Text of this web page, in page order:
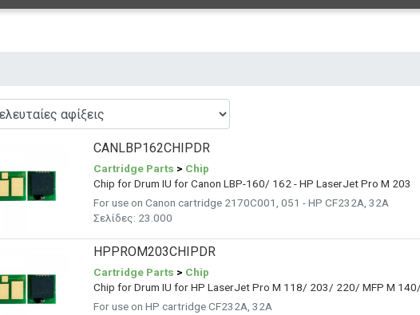
CANLBP162CHIPDR
Cartridge Parts > Chip
Chip for Drum IU for Canon LBP-160/ 162 - HP LaserJet Pro M 203
For use on Canon cartridge 2170C001, 051 - HP CF232A, 32A
Σελίδες: 23.000
HPPROM203CHIPDR
Cartridge Parts > Chip
Chip for Drum IU for HP LaserJet Pro M 118/ 203/ 220/ MFP M
For use on HP cartridge CF232A, 32A